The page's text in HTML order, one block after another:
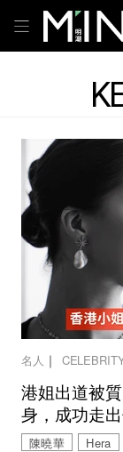
名人 ｜
港姐出道被
身，成功走
陳曉華 Hera